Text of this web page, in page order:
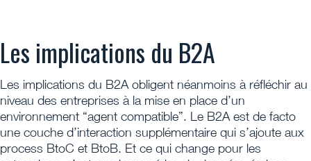
Les implications du B2A
Les implications du B2A obligent néanmoins à réfléchir au
niveau des entreprises à la mise en place d’un
environnement “agent compatible”. Le B2A est de facto
une couche d’interaction supplémentaire qui s’ajoute aux
process BtoC et BtoB. Et ce qui change pour les